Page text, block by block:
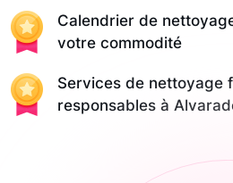
Calendrier de
votre commodité
Services de nettoyage
responsables à